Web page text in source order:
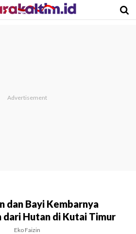
dan Bayi Kembarnya
dari Hutan di Kutai Timur
Eko Faizin